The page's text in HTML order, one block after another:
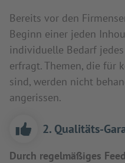
Bereits vor den
Beginn einer jeden
individuelle Bedarf
erfragt. Themen, die für
sind, werden nicht
angerissen.
2. Qualitäts-
Durch regelmäßiges